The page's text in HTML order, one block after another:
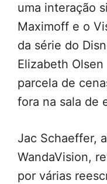
uma interação
Maximoff e o
da série do
Elizabeth
parcela de
fora na sala de
Jac Schaeffer,
WandaVision,
por várias